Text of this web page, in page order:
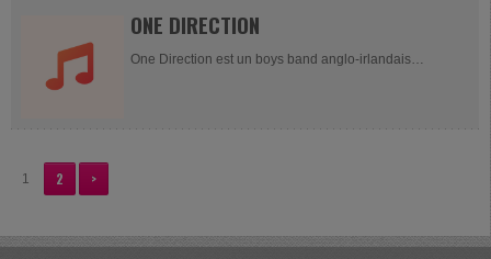
ONE DIRECTION
One Direction est un boys band anglo-irlandais
du...
1 2 >